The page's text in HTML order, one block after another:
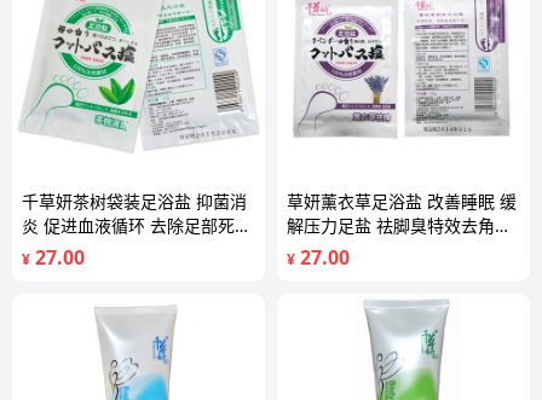
千草妍茶树袋装足浴盐 抑菌消
炎 促进血液循环 去除足部死皮
25g
¥ 27.00
草妍薰衣草足浴盐 改善睡眠 缓
解压力足盐 祛脚臭特效去角质
25g
¥ 27.00